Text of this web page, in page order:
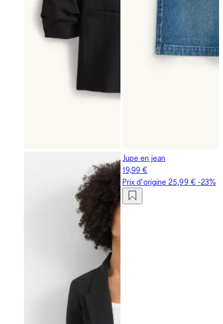
Jupe en jean
19,99 €
Prix d‘origine 25,99 €-23%